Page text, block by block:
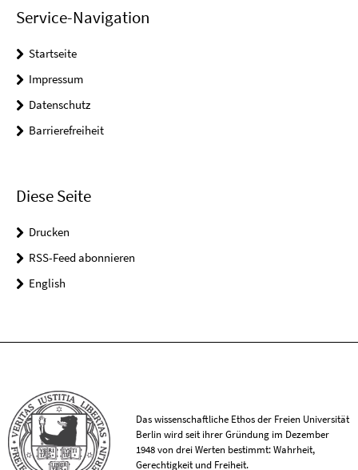
Service-Navigation
Startseite
Impressum
Datenschutz
Barrierefreiheit
Diese Seite
Drucken
RSS-Feed abonnieren
English
Das wissenschaftliche Ethos der Freien Universität
Berlin wird seit ihrer Gründung im Dezember
1948 von drei Werten bestimmt: Wahrheit,
Gerechtigkeit und Freiheit.